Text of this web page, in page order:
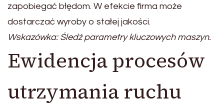
zapobiegać błędom. W efekcie firma może
dostarczać wyroby o stałej jakości.
Wskazówka: Śledź parametry kluczowych maszyn.
Ewidencja procesów
utrzymania ruchu